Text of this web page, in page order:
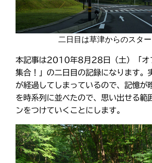
二日目は草津からのスター
本記事は2010年8月28日（土）「オ
集合！」の二日目の記録になります。
が経過してしまっているので、記憶が
を時系列に並べたので、思い出せる範
ンをつけていくことにします。